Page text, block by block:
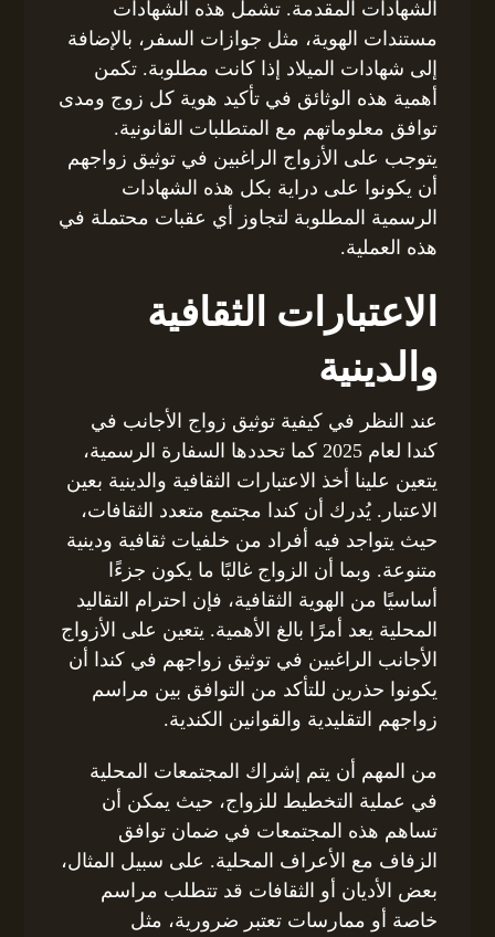
الشهادات المقدمة. تشمل هذه الشهادات
مستندات الهوية، مثل جوازات السفر، بالإضافة
إلى شهادات الميلاد إذا كانت مطلوبة. تكمن
أهمية هذه الوثائق في تأكيد هوية كل زوج ومدى
توافق معلوماتهم مع المتطلبات القانونية.
يتوجب على الأزواج الراغبين في توثيق زواجهم
أن يكونوا على دراية بكل هذه الشهادات
الرسمية المطلوبة لتجاوز أي عقبات محتملة في
هذه العملية.
الاعتبارات الثقافية
والدينية
عند النظر في كيفية توثيق زواج الأجانب في
كندا لعام 2025 كما تحددها السفارة الرسمية،
يتعين علينا أخذ الاعتبارات الثقافية والدينية بعين
الاعتبار. يُدرك أن كندا مجتمع متعدد الثقافات،
حيث يتواجد فيه أفراد من خلفيات ثقافية ودينية
متنوعة. وبما أن الزواج غالبًا ما يكون جزءًا
أساسيًا من الهوية الثقافية، فإن احترام التقاليد
المحلية يعد أمرًا بالغ الأهمية. يتعين على الأزواج
الأجانب الراغبين في توثيق زواجهم في كندا أن
يكونوا حذرين للتأكد من التوافق بين مراسم
زواجهم التقليدية والقوانين الكندية.
من المهم أن يتم إشراك المجتمعات المحلية
في عملية التخطيط للزواج، حيث يمكن أن
تساهم هذه المجتمعات في ضمان توافق
الزفاف مع الأعراف المحلية. على سبيل المثال،
بعض الأديان أو الثقافات قد تتطلب مراسم
خاصة أو ممارسات تعتبر ضرورية، مثل